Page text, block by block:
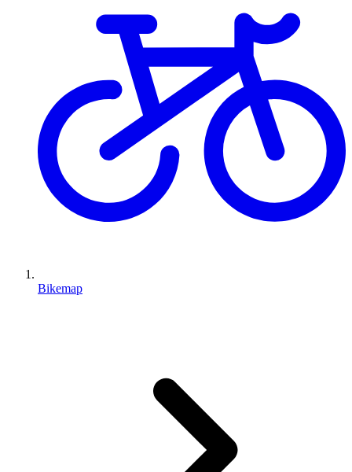
Bikemap